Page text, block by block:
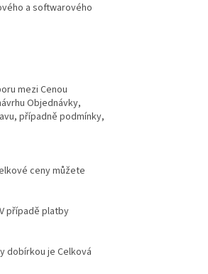
a softwarového
mezi Cenou
Objednávky,
případně podmínky,
ceny můžete
případě platby
dobírkou je Celková